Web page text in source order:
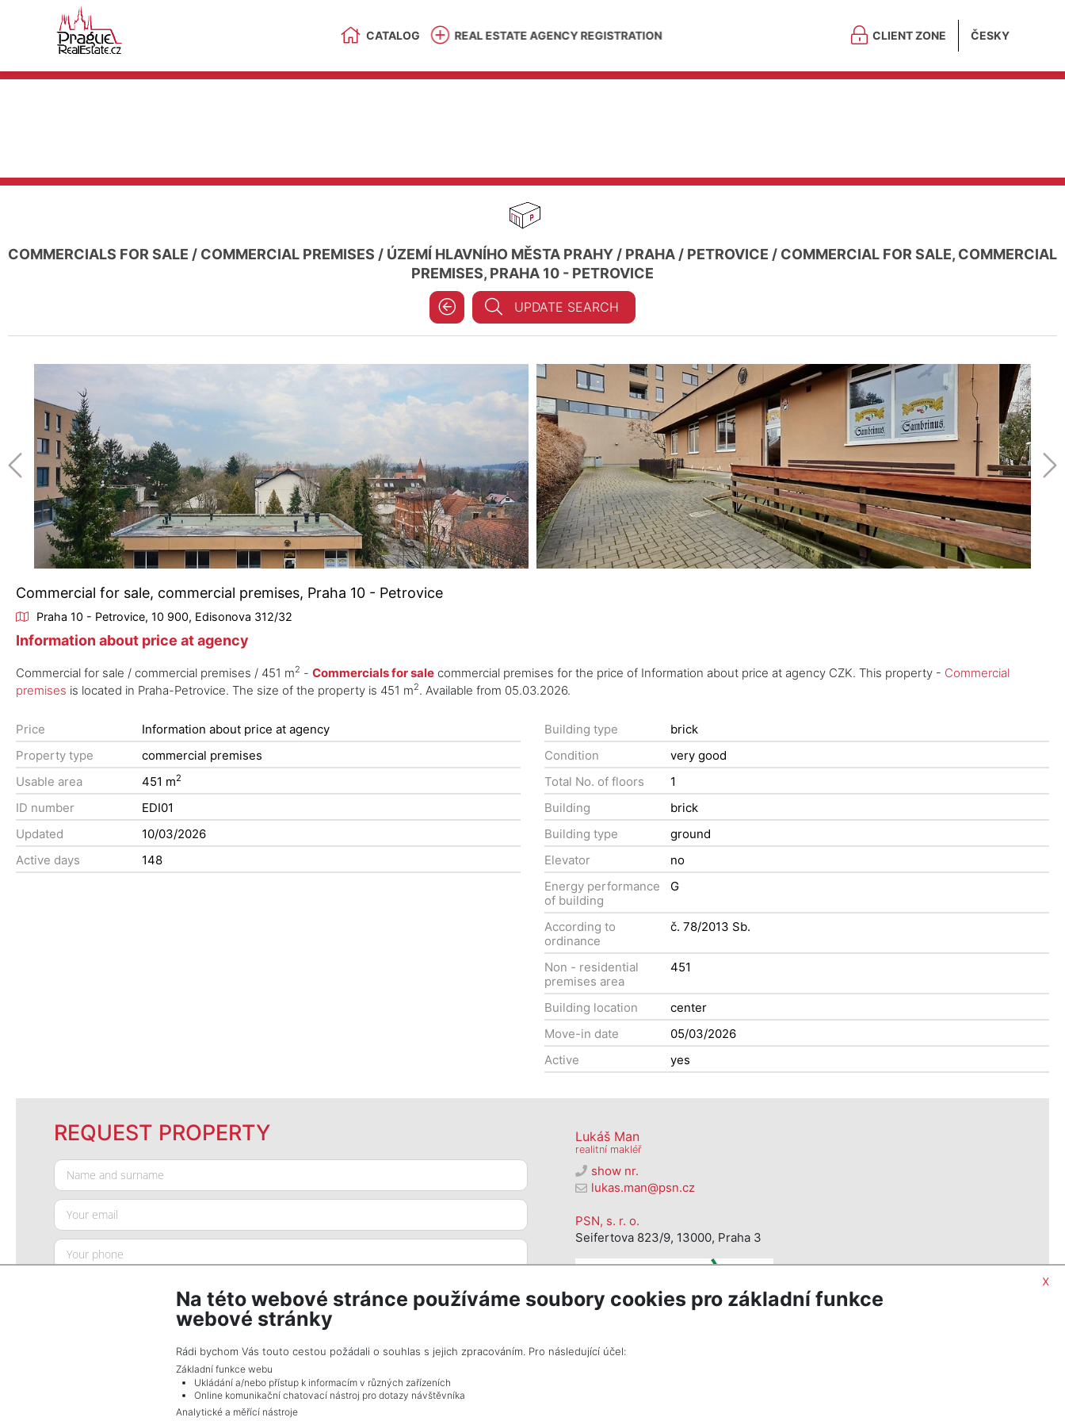
CATALOG REAL ESTATE AGENCY REGISTRATION CLIENT ZONE ČESKY
COMMERCIALS FOR SALE / COMMERCIAL PREMISES / ÚZEMÍ HLAVNÍHO MĚSTA PRAHY / PRAHA / PETROVICE / COMMERCIAL FOR SALE, COMMERCIAL
PREMISES, PRAHA 10 - PETROVICE
UPDATE SEARCH
Commercial for sale, commercial premises, Praha 10 - Petrovice
Praha 10 - Petrovice, 10 900, Edisonova 312/32
Information about price at agency
Commercial for sale / commercial premises / 451 m2 - Commercials for sale commercial premises for the price of Information about price at agency CZK. This property - Commercial
premises is located in Praha-Petrovice. The size of the property is 451 m2. Available from 05.03.2026.
Price
Information about price at agency
Property type
commercial premises
Usable area
451 m2
ID number
EDI01
Updated
10/03/2026
Active days
148
Building type
brick
Condition
very good
Total No. of floors
1
Building
brick
Building type
ground
Elevator
no
Energy performance
of building
G
According to
ordinance
č. 78/2013 Sb.
Non - residential
premises area
451
Building location
center
Move-in date
05/03/2026
Active
yes
REQUEST PROPERTY
SEND QUERY
Lukáš Man
realitní makléř
show nr.
lukas.man@psn.cz
PSN, s. r. o.
Seifertova 823/9, 13000, Praha 3
x
Na této webové stránce používáme soubory cookies pro základní funkce
webové stránky
Rádi bychom Vás touto cestou požádali o souhlas s jejich zpracováním. Pro následující účel:
Základní funkce webu
Ukládání a/nebo přístup k informacím v různých zařízeních
Online komunikační chatovací nástroj pro dotazy návštěvníka
Analytické a měřící nástroje